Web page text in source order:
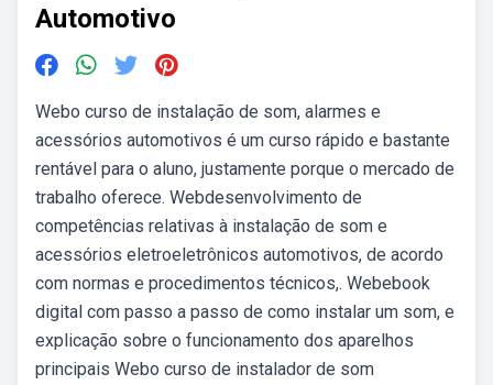
Automotivo
Webo curso de instalação de som, alarmes e
acessórios automotivos é um curso rápido e bastante
rentável para o aluno, justamente porque o mercado de
trabalho oferece. Webdesenvolvimento de
competências relativas à instalação de som e
acessórios eletroeletrônicos automotivos, de acordo
com normas e procedimentos técnicos,. Webebook
digital com passo a passo de como instalar um som, e
explicação sobre o funcionamento dos aparelhos
principais Webo curso de instalador de som